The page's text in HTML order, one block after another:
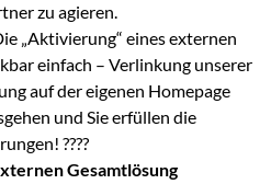
zu agieren.
„Aktivierung“ eines externen
einfach – Verlinkung unserer
auf der eigenen Homepage
und Sie erfüllen die
????
Gesamtlösung